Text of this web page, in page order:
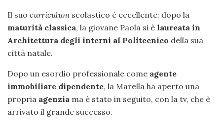
Il suo curriculum scolastico è eccellente: dopo la
maturità classica, la giovane Paola si è laureata in
Architettura degli interni al Politecnico della sua
città natale.
Dopo un esordio professionale come agente
immobiliare dipendente, la Marella ha aperto una
propria agenzia ma è stato in seguito, con la tv, che è
arrivato il grande successo.